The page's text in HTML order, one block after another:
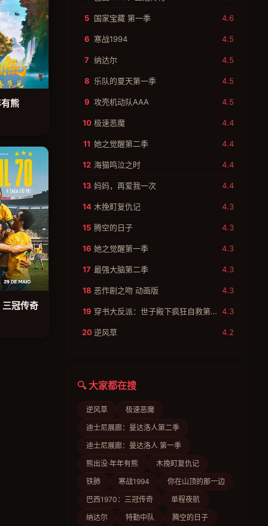
熊
冠传奇
5 国家宝藏 第一季 4.6
6 寒战1994 4.5
7 纳达尔 4.5
8 乐队的夏天第一季 4.5
9 攻壳机动队AAA 4.5
10 极速恶魔 4.4
11 她之觉醒第二季 4.4
12 海猫鸣泣之时 4.4
13 妈妈，再爱我一次 4.4
14 木挽町复仇记 4.3
15 腾空的日子 4.3
16 她之觉醒第一季 4.3
17 最强大脑第二季 4.3
18 恶作剧之吻 动画版 4.3
19 穿书大反派：世子殿下疯狂自救第二季 4.3
20 逆风草 4.2
🔍 大家都在搜
逆风草
极速恶魔
迪士尼展廊：曼达洛人第二季
迪士尼展廊：曼达洛人 第一季
熊出没·年年有熊
木挽町复仇记
铁肺
寒战1994
你在山顶的那一边
巴西1970：三冠传奇
单程夜航
纳达尔
特勤中队
腾空的日子